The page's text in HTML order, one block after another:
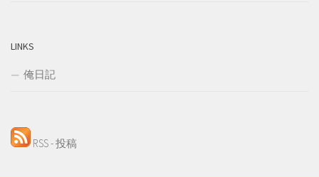
LINKS
俺日記
RSS - 投稿